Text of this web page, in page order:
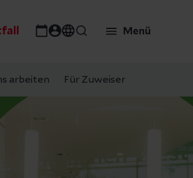
Menü
arbeiten Für Zuweiser